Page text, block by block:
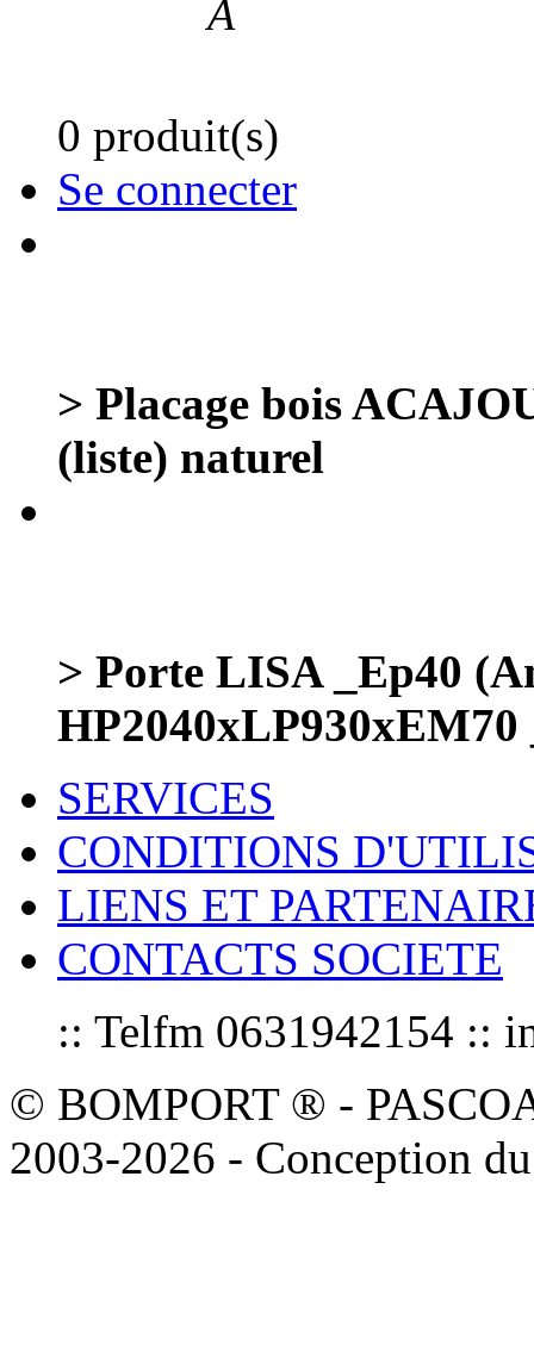
Â
0 produit(s)
Se connecter
> Placage bois
(liste) naturel
> Porte LISA _Ep40
HP2040xLP930xEM70
SERVICES
CONDITIONS
LIENS ET
CONTACTS SOCIETE
:: Telfm 0631942154 ::
© BOMPORT ® -
2003-2026 - Conception